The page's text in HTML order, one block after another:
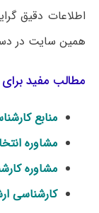
اطلاعات دقیق
همین سایت در
مطالب مفید برای
منابع
مشاوره
مشاوره
کارشناسی